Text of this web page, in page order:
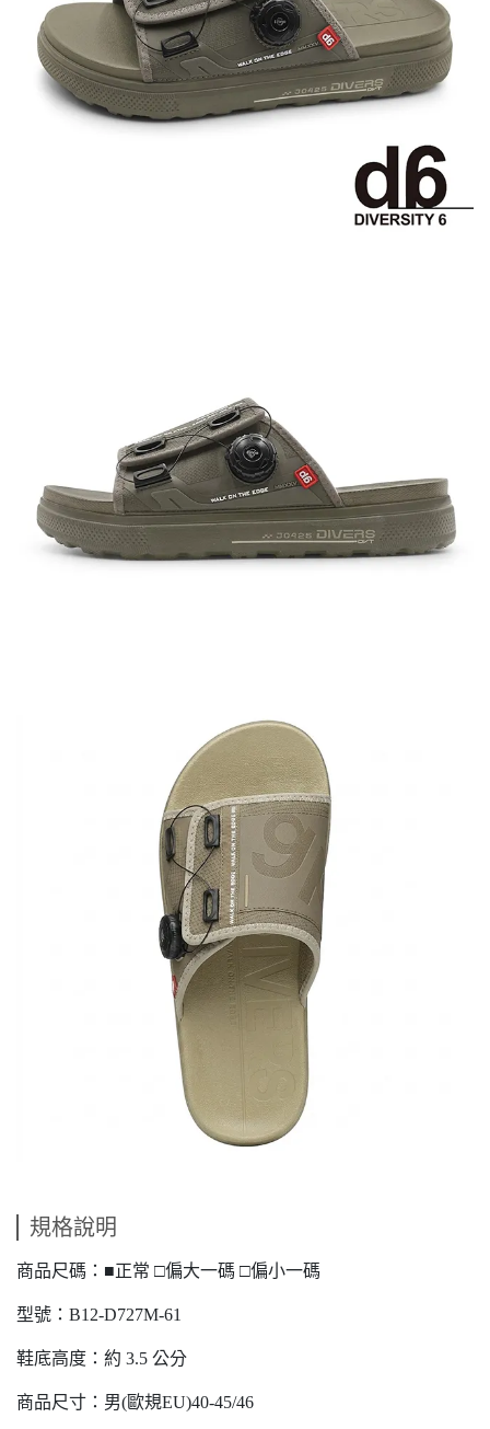
規格說明
商品尺碼：■正常 □偏大一碼 □偏小一碼
型號：B12-D727M-61
鞋底高度：約 3.5 公分
商品尺寸：男(歐規EU)40-45/46